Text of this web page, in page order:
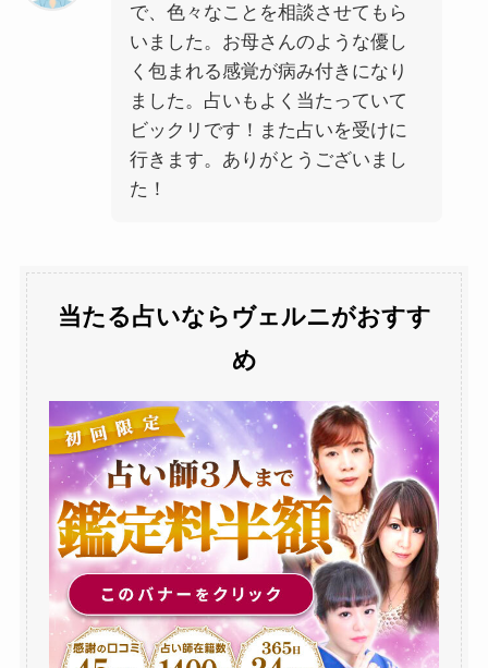
で、色々なことを相談させてもら
いました。お母さんのような優し
く包まれる感覚が病み付きになり
ました。占いもよく当たっていて
ビックリです！また占いを受けに
行きます。ありがとうございまし
た！
当たる占いならヴェルニがおすす
め